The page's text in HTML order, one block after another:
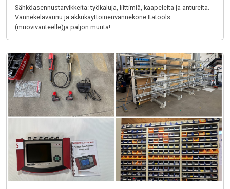
Sähköasennustarvikkeita: työkaluja, liittimiä, kaapeleita ja antureita.
Vannekelavaunu ja akkukäyttöinenvannekone Itatools
(muovivanteelle)ja paljon muuta!